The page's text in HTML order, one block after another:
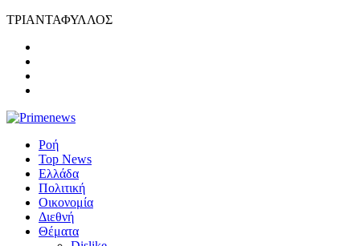
ΤΡΙΑΝΤΑΦΥΛΛΟΣ
Ροή
Top News
Ελλάδα
Πολιτική
Οικονομία
Διεθνή
Θέματα